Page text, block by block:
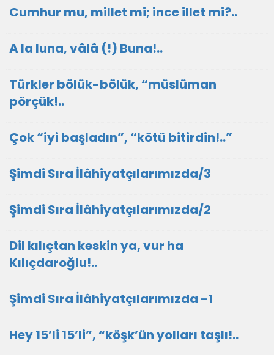
Cumhur mu, millet mi; ince illet mi?..
A la luna, vâlâ (!) Buna!..
Türkler bölük-bölük, “müslüman
pörçük!..
Çok “iyi başladın”, “kötü bitirdin!..”
​Şimdi Sıra İlâhiyatçılarımızda/3
​Şimdi Sıra İlâhiyatçılarımızda/2
Dil kılıçtan keskin ya, vur ha
Kılıçdaroğlu!..
​Şimdi Sıra İlâhiyatçılarımızda -1
Hey 15’li 15’li”, “köşk’ün yolları taşlı!..